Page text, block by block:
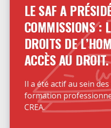
LE SAF A
COMMISSIONS :
DROITS DE
ACCÈS AU DROIT.
Il a été actif au sein
formation
CREA.